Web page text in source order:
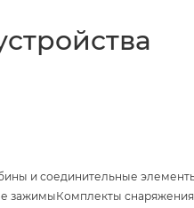
и соединительные
зажимыКомплекты